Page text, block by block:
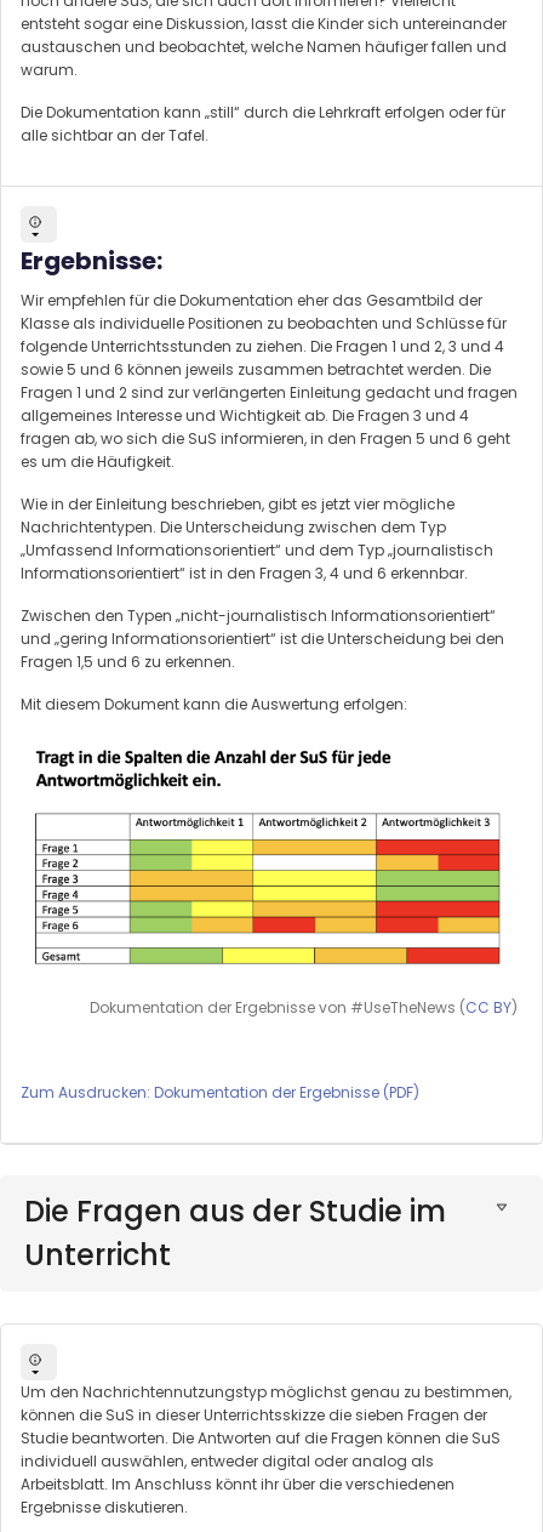
entsteht sogar eine Diskussion, lasst die Kinder sich untereinander
austauschen und beobachtet, welche Namen häufiger fallen und
warum.
Die Dokumentation kann „still“ durch die Lehrkraft erfolgen oder für
alle sichtbar an der Tafel.
Ergebnisse:
Wir empfehlen für die Dokumentation eher das Gesamtbild der
Klasse als individuelle Positionen zu beobachten und Schlüsse für
folgende Unterrichtsstunden zu ziehen. Die Fragen 1 und 2, 3 und 4
sowie 5 und 6 können jeweils zusammen betrachtet werden. Die
Fragen 1 und 2 sind zur verlängerten Einleitung gedacht und fragen
allgemeines Interesse und Wichtigkeit ab. Die Fragen 3 und 4
fragen ab, wo sich die SuS informieren, in den Fragen 5 und 6 geht
es um die Häufigkeit.
Wie in der Einleitung beschrieben, gibt es jetzt vier mögliche
Nachrichtentypen. Die Unterscheidung zwischen dem Typ
„Umfassend Informationsorientiert“ und dem Typ „journalistisch
Informationsorientiert“ ist in den Fragen 3, 4 und 6 erkennbar.
Zwischen den Typen „nicht-journalistisch Informationsorientiert“
und „gering Informationsorientiert“ ist die Unterscheidung bei den
Fragen 1,5 und 6 zu erkennen.
Mit diesem Dokument kann die Auswertung erfolgen:
Dokumentation der Ergebnisse von #UseTheNews (CC BY)
Zum Ausdrucken: Dokumentation der Ergebnisse (PDF)
Die Fragen aus der Studie im
Unterricht
Um den Nachrichtennutzungstyp möglichst genau zu bestimmen,
können die SuS in dieser Unterrichtsskizze die sieben Fragen der
Studie beantworten. Die Antworten auf die Fragen können die SuS
individuell auswählen, entweder digital oder analog als
Arbeitsblatt. Im Anschluss könnt ihr über die verschiedenen
Ergebnisse diskutieren.